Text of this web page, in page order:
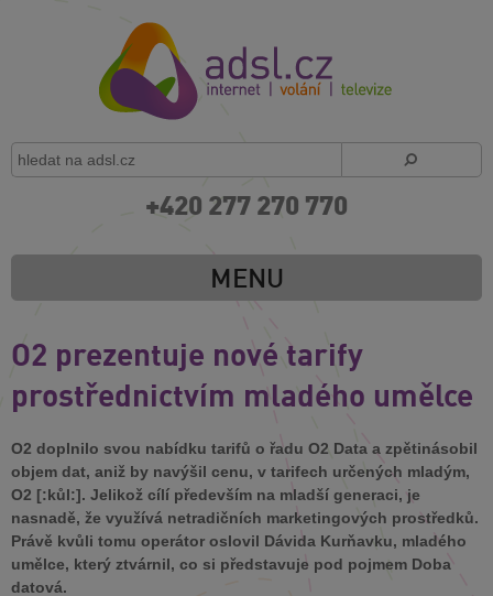
+420 277 270 770
MENU
O2 prezentuje nové tarify
prostřednictvím mladého umělce
O2 doplnilo svou nabídku tarifů o řadu O2 Data a zpětinásobil
objem dat, aniž by navýšil cenu, v tarifech určených mladým,
O2 [:kůl:]. Jelikož cílí především na mladší generaci, je
nasnadě, že využívá netradičních marketingových prostředků.
Právě kvůli tomu operátor oslovil Dávida Kurňavku, mladého
umělce, který ztvárnil, co si představuje pod pojmem Doba
datová.